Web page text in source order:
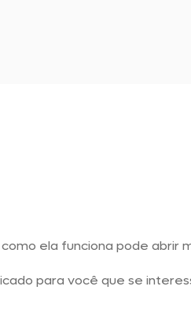
ela funciona pode abrir
para você que se